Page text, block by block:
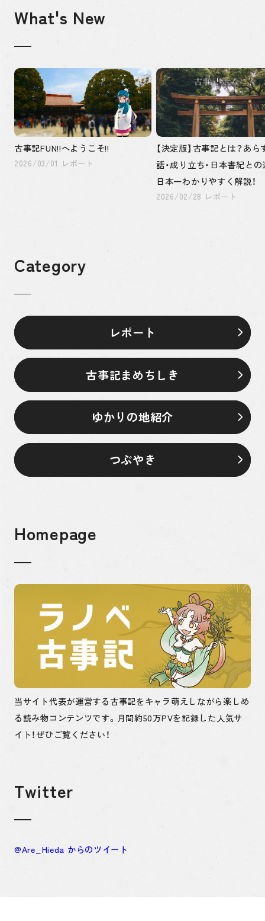
What's New
古事記FUN!!へようこそ!!
2026/03/01 レポート
【決定版】古事記とは？あら
話・成り立ち・日本書紀と
日本一わかりやすく解説！
2026/02/28 レポート
Category
レポート
古事記まめちしき
ゆかりの地紹介
つぶやき
Homepage
当サイト代表が運営する古事記をキャラ萌えしながら楽しめ
る読み物コンテンツです。月間約50万PVを記録した人気サ
イト！ぜひご覧ください！
Twitter
@Are_Hieda からのツイート